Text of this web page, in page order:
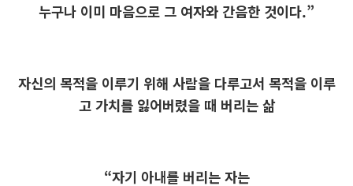
누구나 이미 마음으로 그 여자와 간음한 것이다.”
자신의 목적을 이루기 위해 사람을 다루고서 목적을 이루
고 가치를 잃어버렸을 때 버리는 삶
“자기 아내를 버리는 자는